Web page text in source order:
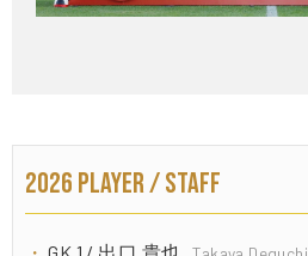
2026 PLAYER / STAFF
GK 1 / 出口 貴也